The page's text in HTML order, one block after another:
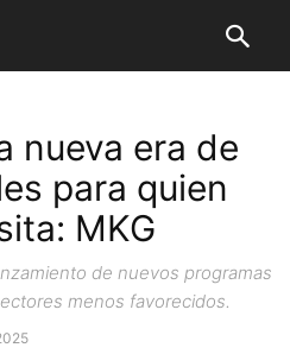
nueva era de
para quien
MKG
de nuevos programas
menos favorecidos.